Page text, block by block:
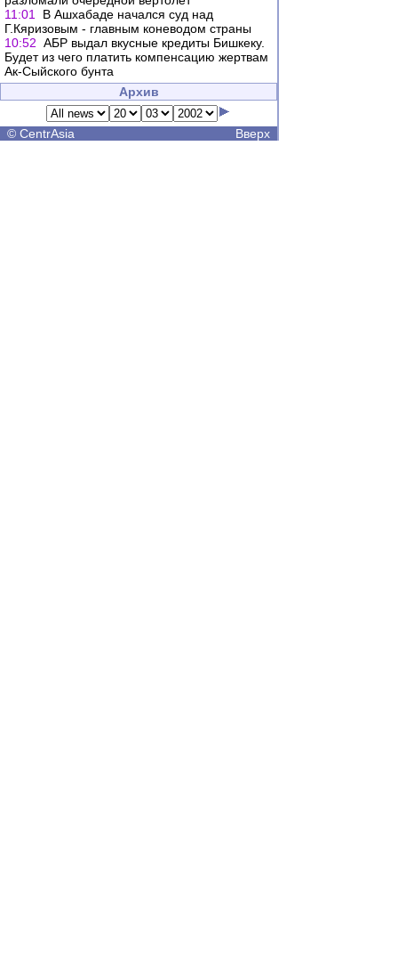
11:01
В Ашхабаде начался суд над
Г.Кяризовым - главным коневодом страны
10:52 АБР выдал вкусные кредиты Бишкеку.
Будет из чего платить компенсацию жертвам
Ак-Сыйского бунта
Архив
© CentrAsia Вверх